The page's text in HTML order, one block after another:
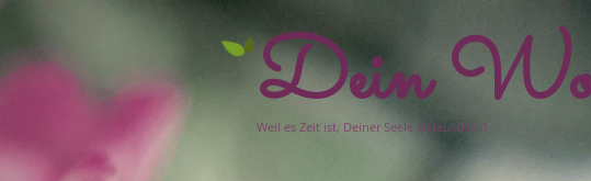
Dein
Weil es Zeit ist, Deiner Seele zu lauschen!